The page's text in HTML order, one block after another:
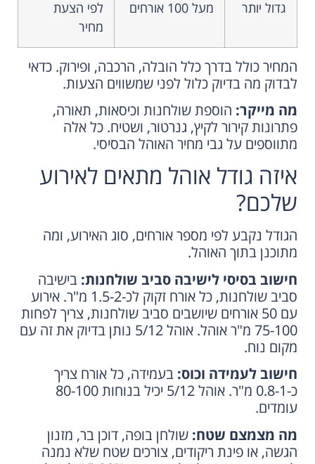
גדול יותר מעל 100 אורחים
לפי הצעת
מחיר
המחיר כולל בדרך כלל הובלה, הרכבה, ופירוק. כדאי
לבדוק מה בדיוק כלול לפני שמשווים הצעות.
מה מייקר: הוספת שולחנות וכיסאות, תאורה,
פתרונות קירור לקיץ, גנרטור, ושטיח. כל אלה
מתווספים על גבי מחיר האוהל הבסיסי.
איזה גודל אוהל מתאים לאירוע
שלכם?
הגודל נקבע לפי מספר אורחים, סוג האירוע, ומה
מתוכנן בתוך האוהל.
חישוב בסיסי לישיבה סביב שולחנות: בישיבה
סביב שולחנות, כל אורח זקוק לכ-1.5-2 מ"ר. אירוע
עם 50 אורחים שיושבים סביב שולחנות, צריך לפחות
75-100 מ"ר אוהל. אוהל 5/12 נותן בדיוק את זה עם
מקום נוח.
חישוב לעמידה וכוס: בעמידה, כל אורח צריך
כ-0.8-1 מ"ר. אוהל 5/12 יכיל בנוחות 80-100
עומדים.
מה מצמצם שטח: שולחן בופה, דוכן בר, מזנון
הגשה, או פינת ריקודים, צורכים שטח שלא נמנה